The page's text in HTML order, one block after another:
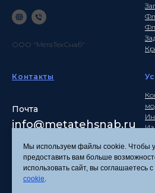
ООО "МетаТехСнаб"
Контакты
Почта
info@metatehsnab.ru
Мы используем файлы cookie. Чтобы
предоставить вам больше
использовать сайт, вы соглашаетесь с
cookie.